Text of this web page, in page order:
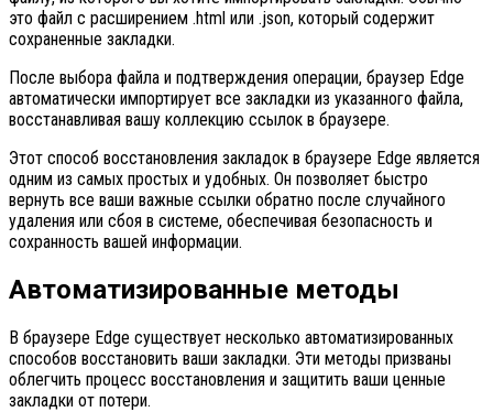
это файл с расширением .html или .json, который содержит
сохраненные закладки.
После выбора файла и подтверждения операции, браузер Edge
автоматически импортирует все закладки из указанного файла,
восстанавливая вашу коллекцию ссылок в браузере.
Этот способ восстановления закладок в браузере Edge является
одним из самых простых и удобных. Он позволяет быстро
вернуть все ваши важные ссылки обратно после случайного
удаления или сбоя в системе, обеспечивая безопасность и
сохранность вашей информации.
Автоматизированные методы
В браузере Edge существует несколько автоматизированных
способов восстановить ваши закладки. Эти методы призваны
облегчить процесс восстановления и защитить ваши ценные
закладки от потери.